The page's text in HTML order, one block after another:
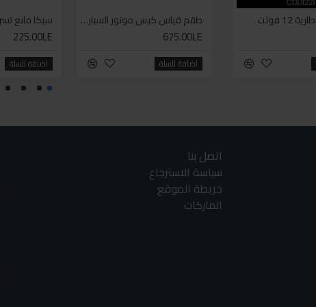
فولت توتال مسدس رش مياه 9 أشكال
175.00LE
اضافة للسلة
225.00LE
اضافة للسلة
طقم قياس كبس موتور السياره 3 ق
675.00LE
اضافة للسلة
225.00LE
اضافة للسلة
اتصل بنا
سياسة الاسترجاع
خريطة الموقع
الماركات